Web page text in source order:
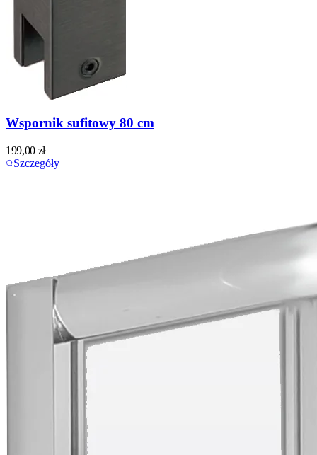
Wspornik sufitowy 80 cm
199,00 zł
Szczegóły